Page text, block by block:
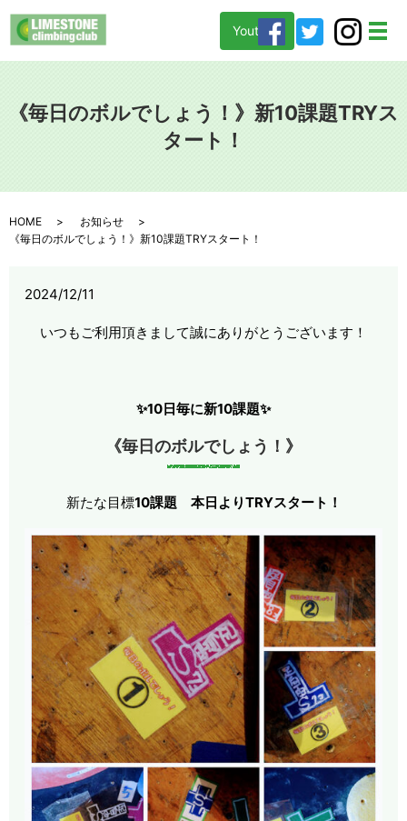
メ
Youtube
《毎日のボルでしょう！》新10課題TRYス
タート！
HOME
お知らせ
《毎日のボルでしょう！》新10課題TRYスタート！
2024/12/11
いつもご利用頂きまして誠にありがとうございます！
✨10日毎に新10課題✨
《毎日のボルでしょう！》
新たな目標10課題 本日よりTRYスタート！